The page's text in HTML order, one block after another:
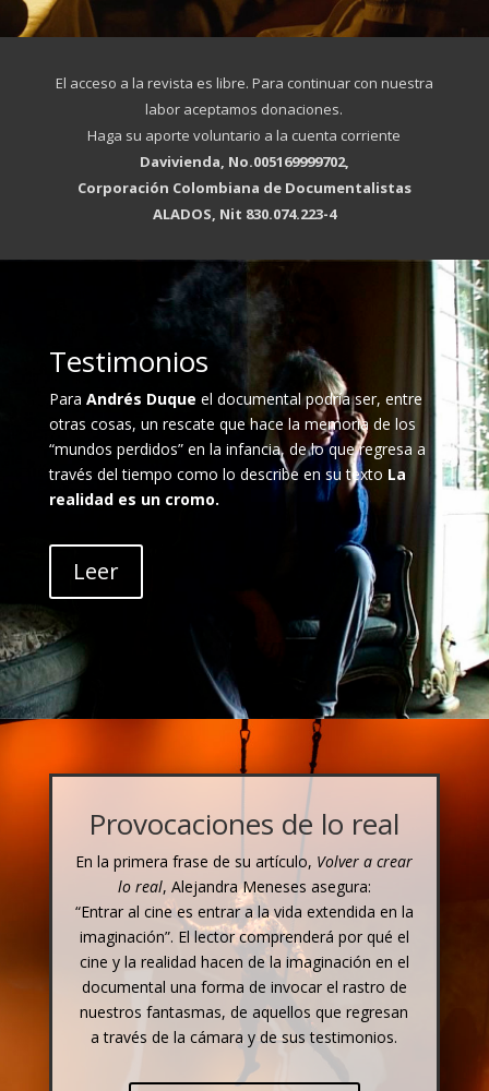
El acceso a la revista es libre. Para continuar con nuestra
labor aceptamos donaciones.
Haga su aporte voluntario a la cuenta corriente
Davivienda, No.005169999702,
Corporación Colombiana de Documentalistas
ALADOS, Nit 830.074.223-4
Testimonios
Para Andrés Duque el documental podría ser, entre
otras cosas, un rescate que hace la memoria de los
“mundos perdidos” en la infancia, de lo que regresa a
través del tiempo como lo describe en su texto La
realidad es un cromo.
Leer
Provocaciones de lo real
En la primera frase de su artículo, Volver a crear
lo real, Alejandra Meneses asegura:
“Entrar al cine es entrar a la vida extendida en la
imaginación”. El lector comprenderá por qué el
cine y la realidad hacen de la imaginación en el
documental una forma de invocar el rastro de
nuestros fantasmas, de aquellos que regresan
a través de la cámara y de sus testimonios.